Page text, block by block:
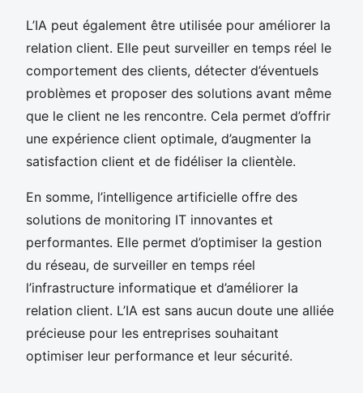
L’IA peut également être utilisée pour améliorer la
relation client. Elle peut surveiller en temps réel le
comportement des clients, détecter d’éventuels
problèmes et proposer des solutions avant même
que le client ne les rencontre. Cela permet d’offrir
une expérience client optimale, d’augmenter la
satisfaction client et de fidéliser la clientèle.
En somme, l’intelligence artificielle offre des
solutions de monitoring IT innovantes et
performantes. Elle permet d’optimiser la gestion
du réseau, de surveiller en temps réel
l’infrastructure informatique et d’améliorer la
relation client. L’IA est sans aucun doute une alliée
précieuse pour les entreprises souhaitant
optimiser leur performance et leur sécurité.